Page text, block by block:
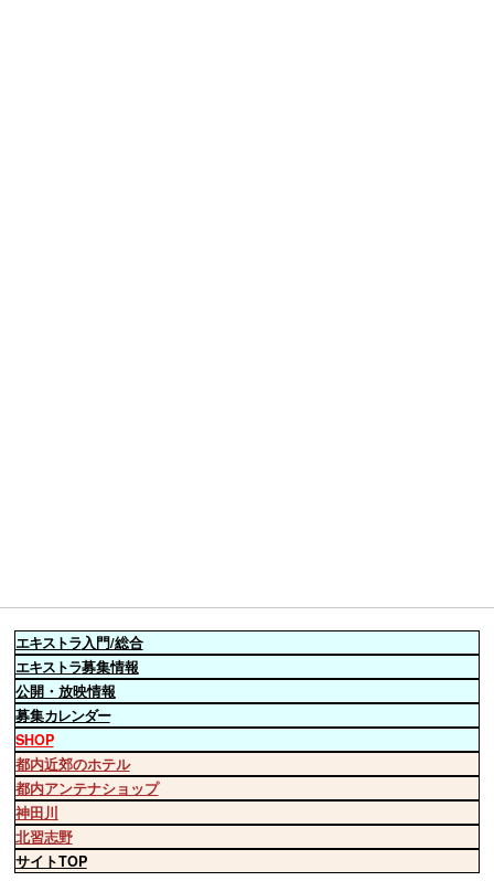
エキストラ入門/総合
エキストラ募集情報
公開・放映情報
募集カレンダー
SHOP
都内近郊のホテル
都内アンテナショップ
神田川
北習志野
サイトTOP